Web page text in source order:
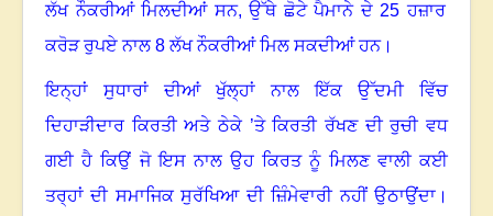
ਲੱਖ ਨੌਕਰੀਆਂ ਮਿਲਦੀਆਂ ਸਨ, ਉੱਥੇ ਛੋਟੇ ਪੈਮਾਨੇ ਦੇ 25 ਹਜ਼ਾਰ
ਕਰੋੜ ਰੁਪਏ ਨਾਲ 8ਲੱਖ ਨੌਕਰੀਆਂ ਮਿਲ ਸਕਦੀਆਂ ਹਨ।
ਇਨ੍ਹਾਂ ਸੁਧਾਰਾਂ ਦੀਆਂ ਖੁੱਲ੍ਹਾਂ ਨਾਲ ਇੱਕ ਉੱਦਮੀ ਵਿੱਚ
ਦਿਹਾੜੀਦਾਰ ਕਿਰਤੀ ਅਤੇ ਠੇਕੇ ’ਤੇ ਕਿਰਤੀ ਰੱਖਣ ਦੀ ਰੁਚੀ ਵਧ
ਗਈ ਹੈ ਕਿਉਂ ਜੋ ਇਸ ਨਾਲ ਉਹ ਕਿਰਤ ਨੂੰ ਮਿਲਣ ਵਾਲੀ ਕਈ
ਤਰ੍ਹਾਂ ਦੀ ਸਮਾਜਿਕ ਸੁਰੱਖਿਆ ਦੀ ਜ਼ਿੰਮੇਵਾਰੀ ਨਹੀਂ ਉਠਾਉਂਦਾ ।